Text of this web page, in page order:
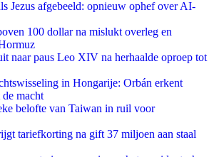
Jezus afgebeeld: opnieuw ophef over AI-
100 dollar na mislukt overleg en
naar paus Leo XIV na herhaalde oproep tot
in Hongarije: Orbán erkent
macht
belofte van Taiwan in ruil voor
tariefkorting na gift 37 miljoen aan staal